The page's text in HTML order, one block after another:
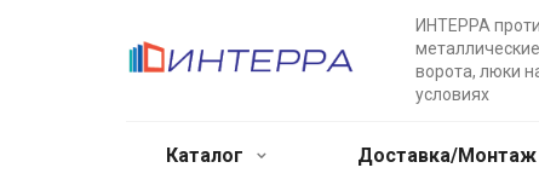
ИНТЕРРА
ворота, люки
условиях
Каталог Доставка/Монтаж